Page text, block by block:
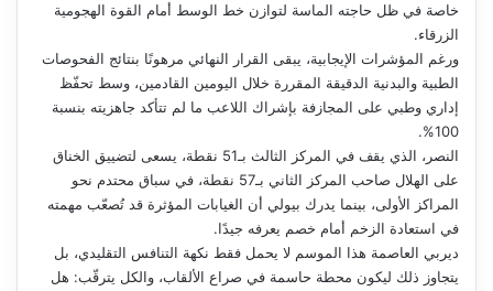
خاصة في ظل حاجته الماسة لتوازن خط الوسط أمام القوة الهجومية
الزرقاء.
ورغم المؤشرات الإيجابية، يبقى القرار النهائي مرهونًا بنتائج الفحوصات
الطبية والبدنية الدقيقة المقررة خلال اليومين القادمين، وسط تحفّظ
إداري وطبي على المجازفة بإشراك اللاعب ما لم تتأكد جاهزيته بنسبة
100%.
النصر، الذي يقف في المركز الثالث بـ51 نقطة، يسعى لتضييق الخناق
على الهلال صاحب المركز الثاني بـ57 نقطة، في سباق محتدم نحو
المراكز الأولى، بينما يدرك بيولي أن الغيابات المؤثرة قد تُصعّب مهمته
في استعادة الزخم أمام خصم يعرفه جيدًا.
ديربي العاصمة هذا الموسم لا يحمل فقط نكهة التنافس التقليدي، بل
يتجاوز ذلك ليكون محطة حاسمة في صراع الألقاب، والكل يترقّب: هل